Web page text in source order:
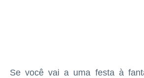
Se você vai a uma festa à